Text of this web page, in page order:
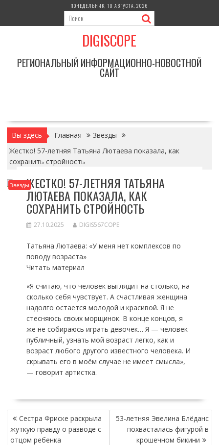
содержимому
ПОНЕДЕЛЬНИК, 10 АВГУСТА, 2026
DIGISCOPE
РЕГИОНАЛЬНЫЙ ИНФОРМАЦИОННО-НОВОСТНОЙ
САЙТ
Вы здесь Главная
Звезды
Жестко! 57-летняя Татьяна Лютаева показала, как
сохранить стройность
ЗвездыЖЕСТКО! 57-ЛЕТНЯЯ ТАТЬЯНА
ЛЮТАЕВА ПОКАЗАЛА, КАК
СОХРАНИТЬ СТРОЙНОСТЬ
27.10.2025 DIGIS567COPE
Татьяна Лютаева: «У меня нет комплексов по
поводу возраста»
Читать материал
«Я считаю, что человек выглядит на столько, на
сколько себя чувствует. А счастливая женщина
надолго остается молодой и красивой. Я не
стесняюсь своих морщинок. В конце концов, я
же не собираюсь играть девочек… Я — человек
публичный, узнать мой возраст легко, как и
возраст любого другого известного человека. И
скрывать его в моём случае не имеет смысла»,
— говорит артистка.
НАВИГАЦИЯ
ПО
ЗАПИСЯМ
Сестра Фриске раскрыла
жуткую правду о разводе с
отцом ребенка
53-летняя Эвелина Блёданс
похвасталась фигурой в
крошечном бикини